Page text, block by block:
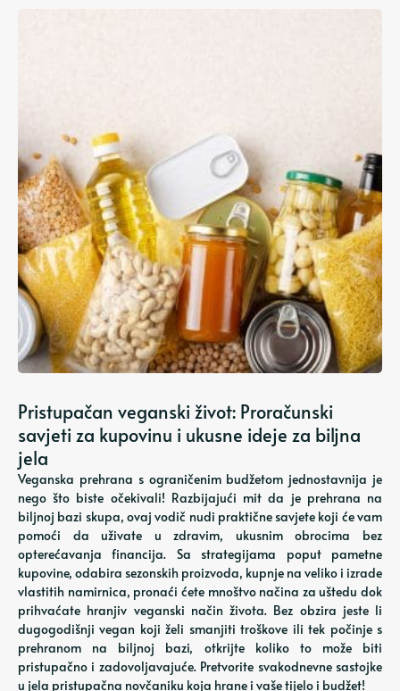
Pristupačan veganski život: Proračunski
savjeti za kupovinu i ukusne ideje za biljna
jela
Veganska prehrana s ograničenim budžetom jednostavnija je
nego što biste očekivali! Razbijajući mit da je prehrana na
biljnoj bazi skupa, ovaj vodič nudi praktične savjete koji će vam
pomoći da uživate u zdravim, ukusnim obrocima bez
opterećavanja financija. Sa strategijama poput pametne
kupovine, odabira sezonskih proizvoda, kupnje na veliko i izrade
vlastitih namirnica, pronaći ćete mnoštvo načina za uštedu dok
prihvaćate hranjiv veganski način života. Bez obzira jeste li
dugogodišnji vegan koji želi smanjiti troškove ili tek počinje s
prehranom na biljnoj bazi, otkrijte koliko to može biti
pristupačno i zadovoljavajuće. Pretvorite svakodnevne sastojke
u jela pristupačna novčaniku koja hrane i vaše tijelo i budžet!